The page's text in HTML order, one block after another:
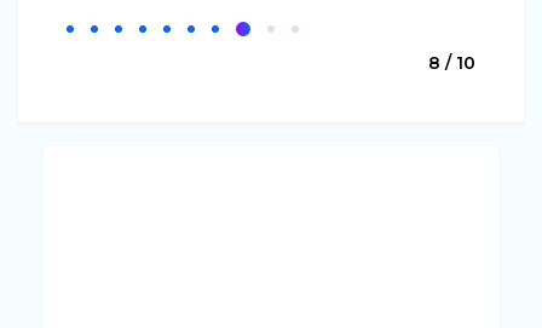
8 / 10